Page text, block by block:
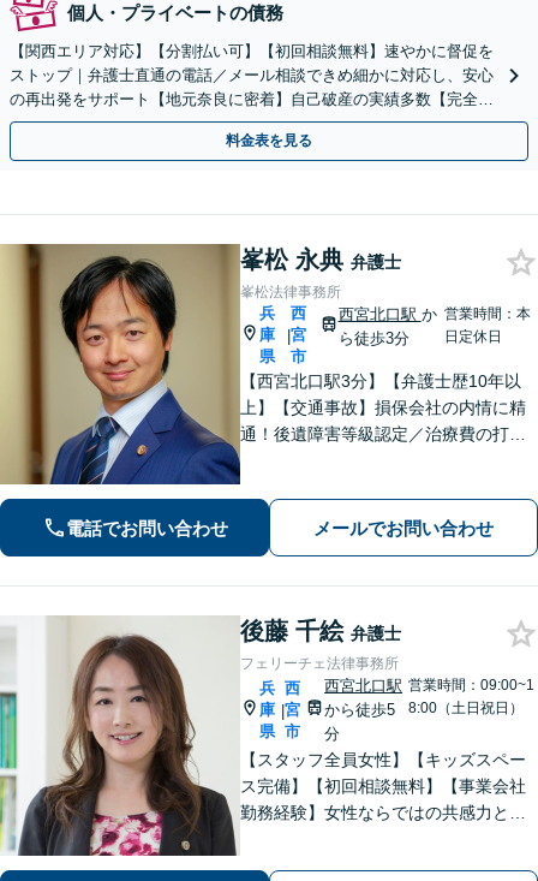
個人・プライベートの債務
【関西エリア対応】【分割払い可】【初回相談無料】速やかに督促を
ストップ｜弁護士直通の電話／メール相談できめ細かに対応し、安心
の再出発をサポート【地元奈良に密着】自己破産の実績多数【完全個
室】
料金表を見る
峯松 永典 弁護士
峯松法律事務所
兵
庫
県
|
西
宮
市
西宮北口駅 か
ら徒歩3分
営業時間：本
日定休日
【西宮北口駅3分】【弁護士歴10年以
上】【交通事故】損保会社の内情に精
通！後遺障害等級認定／治療費の打ち
調停、裁判などお任せください【初回
相談無料】
電話でお問い合わせ メールでお問い合わせ
後藤 千絵 弁護士
フェリーチェ法律事務所
兵
庫
県
|
西
宮
市
西宮北口駅
から徒歩5
分
営業時間：09:00~1
8:00（土日祝日）
【スタッフ全員女性】【キッズスペー
ス完備】【初回相談無料】【事業会社
勤務経験】女性ならではの共感力とコ